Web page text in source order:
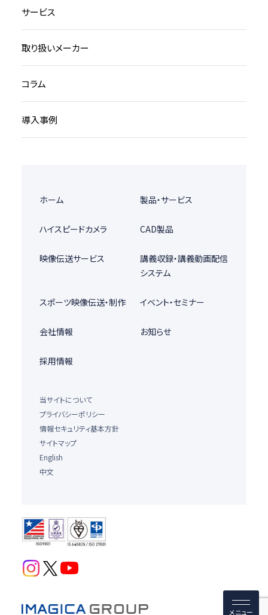
サービス
取り扱いメーカー
コラム
導入事例
ホーム 製品・サービス
ハイスピードカメラ CAD製品
映像伝送サービス
講義収録・講義動画配信
システム
スポーツ映像伝送・制作 イベント・セミナー
会社情報 お知らせ
採用情報
当サイトについて
プライバシーポリシー
情報セキュリティ基本方針
サイトマップ
English
中文